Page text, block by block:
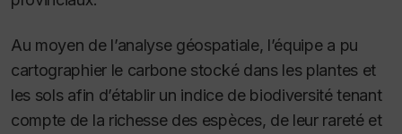
Au moyen de l’analyse géospatiale, l’équipe a pu
cartographier le carbone stocké dans les plantes et
les sols afin d’établir un indice de biodiversité tenant
compte de la richesse des espèces, de leur rareté et